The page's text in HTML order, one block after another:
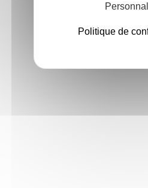
Politique de